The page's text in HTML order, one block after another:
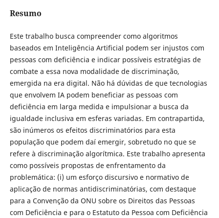
Resumo
Este trabalho busca compreender como algoritmos
baseados em Inteligência Artificial podem ser injustos com
pessoas com deficiência e indicar possíveis estratégias de
combate a essa nova modalidade de discriminação,
emergida na era digital. Não há dúvidas de que tecnologias
que envolvem IA podem beneficiar as pessoas com
deficiência em larga medida e impulsionar a busca da
igualdade inclusiva em esferas variadas. Em contrapartida,
são inúmeros os efeitos discriminatórios para esta
população que podem daí emergir, sobretudo no que se
refere à discriminação algorítmica. Este trabalho apresenta
como possíveis propostas de enfrentamento da
problemática: (i) um esforço discursivo e normativo de
aplicação de normas antidiscriminatórias, com destaque
para a Convenção da ONU sobre os Direitos das Pessoas
com Deficiência e para o Estatuto da Pessoa com Deficiência